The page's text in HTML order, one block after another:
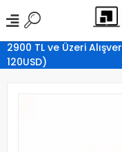
2900 TL ve Üzeri
120USD)